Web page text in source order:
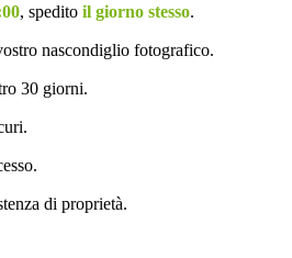
, spedito il giorno stesso.
nascondiglio fotografico.
30 giorni.
di proprietà.